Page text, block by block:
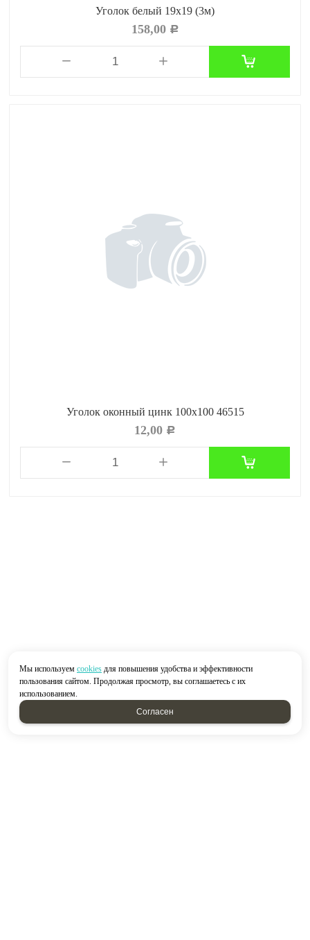
Уголок белый 19x19 (3м)
158,00 Р
Уголок оконный цинк 100x100 46515
12,00 Р
Мы используем cookies для повышения удобства и эффективности
пользования сайтом. Продолжая просмотр, вы соглашаетесь с их
использованием.
Согласен